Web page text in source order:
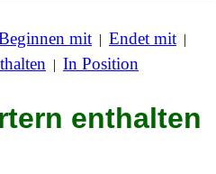
mit | Endet mit |
| In Position
enthalten